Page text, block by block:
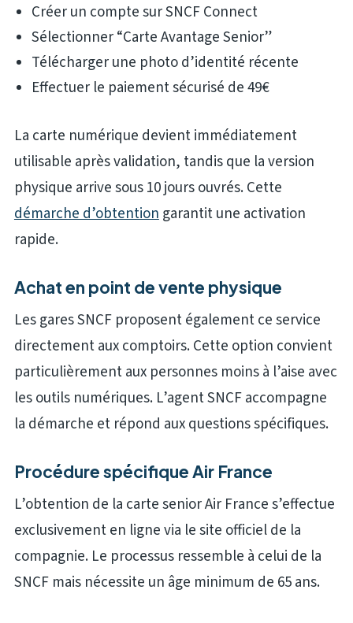
Créer un compte sur SNCF Connect
Sélectionner “Carte Avantage Senior”
Télécharger une photo d’identité récente
Effectuer le paiement sécurisé de 49€
La carte numérique devient immédiatement
utilisable après validation, tandis que la version
physique arrive sous 10 jours ouvrés. Cette
démarche d’obtentiongarantit une activation
rapide.
Achat en point de vente physique
Les gares SNCF proposent également ce service
directement aux comptoirs. Cette option convient
particulièrement aux personnes moins à l’aise avec
les outils numériques. L’agent SNCF accompagne
la démarche et répond aux questions spécifiques.
Procédure spécifique Air France
L’obtention de la carte senior Air France s’effectue
exclusivement en ligne via le site officiel de la
compagnie. Le processus ressemble à celui de la
SNCF mais nécessite un âge minimum de 65 ans.